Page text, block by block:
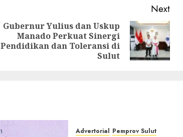
Previous
post:
Next
post:
Gubernur Yulius dan Uskup
Manado Perkuat Sinergi
Pendidikan dan Toleransi di
Sulut
Advertorial Pemprov Sulut